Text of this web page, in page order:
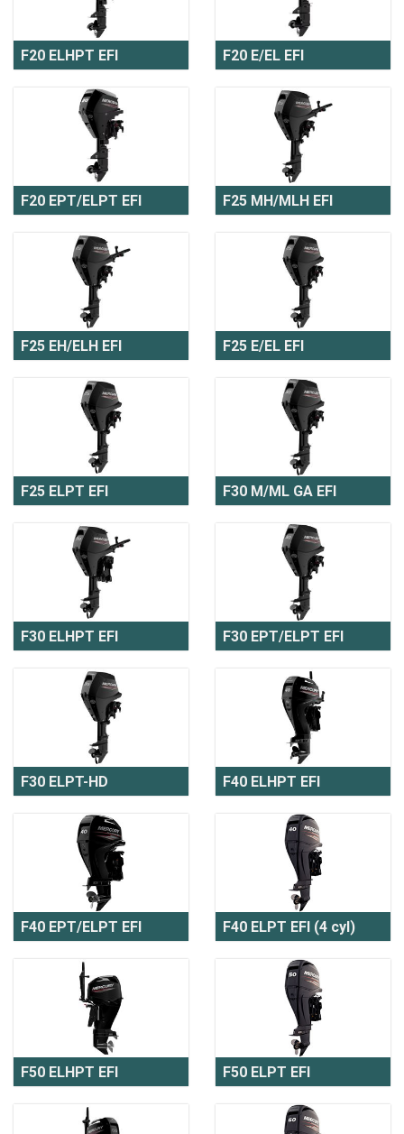
F20 ELHPT EFI F20 E/EL EFI
F20 EPT/ELPT EFI F25 MH/MLH EFI
F25 EH/ELH EFI F25 E/EL EFI
F25 ELPT EFI F30 M/ML GA EFI
F30 ELHPT EFI F30 EPT/ELPT EFI
F30 ELPT-HD F40 ELHPT EFI
F40 EPT/ELPT EFI F40 ELPT EFI (4 cyl)
F50 ELHPT EFI F50 ELPT EFI